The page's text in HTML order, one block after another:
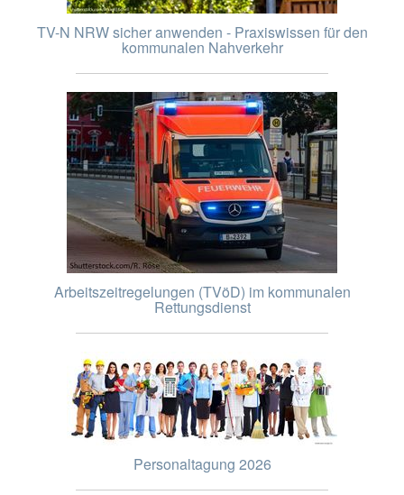
TV-N NRW sicher anwenden - Praxiswissen für den
kommunalen Nahverkehr
Arbeitszeitregelungen (TVöD) im kommunalen
Rettungsdienst
Personaltagung 2026